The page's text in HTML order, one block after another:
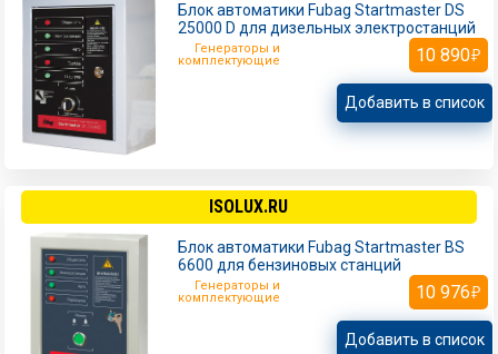
Блок автоматики Fubag Startmaster DS
25000 D для дизельных электростанций
Генераторы и
комплектующие
10 890
Добавить в список
ISOLUX.RU
Блок автоматики Fubag Startmaster BS
6600 для бензиновых станций
Генераторы и
комплектующие
10 976
Добавить в список